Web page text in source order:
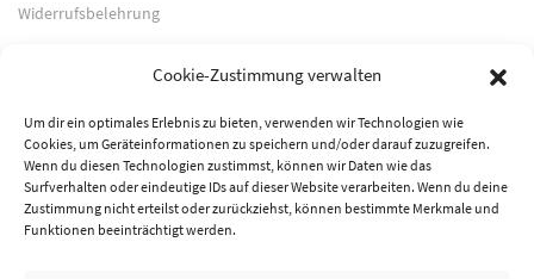
Cookie-Zustimmung verwalten
Um dir ein optimales Erlebnis zu bieten, verwenden wir Technologien wie
Cookies, um Geräteinformationen zu speichern und/oder darauf zuzugreifen.
Wenn du diesen Technologien zustimmst, können wir Daten wie das
Surfverhalten oder eindeutige IDs auf dieser Website verarbeiten. Wenn du deine
Zustimmung nicht erteilst oder zurückziehst, können bestimmte Merkmale und
Funktionen beeinträchtigt werden.
Widerrufsbelehrung
Datenschutzerklärung
Zahlungsarten
PayPal